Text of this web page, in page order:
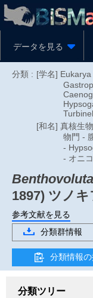
データを見る
分類 : [学名]
[和名] 真核生
物門 -
-
- オニ
1897) ツノキ
参考文献を見る
分類群情報
分類情報
分類ツリー